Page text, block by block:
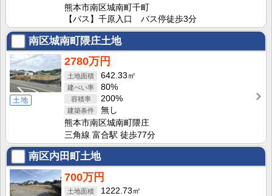
熊本市南区城南町千町
【バス】千原入口 バス停徒歩3分
南区城南町隈庄土地
土地
2780万円
642.33㎡
80%
200%
無し
熊本市南区城南町隈庄
三角線 富合駅 徒歩77分
南区内田町土地
700万円
1222.73㎡